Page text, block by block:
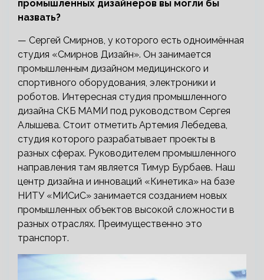
промышленных дизайнеров вы могли бы
назвать?
— Сергей Смирнов, у которого есть одноимённая
студия «Смирнов Дизайн». Он занимается
промышленным дизайном медицинского и
спортивного оборудования, электроники и
роботов. Интересная студия промышленного
дизайна СКБ МАМИ под руководством Сергея
Алышева. Стоит отметить Артемия Лебедева,
студия которого разрабатывает проекты в
разных сферах. Руководителем промышленного
направления там является Тимур Бурбаев. Наш
центр дизайна и инноваций «Кинетика» на базе
НИТУ «МИСиС» занимается созданием новых
промышленных объектов высокой сложности в
разных отраслях. Преимущественно это
транспорт.